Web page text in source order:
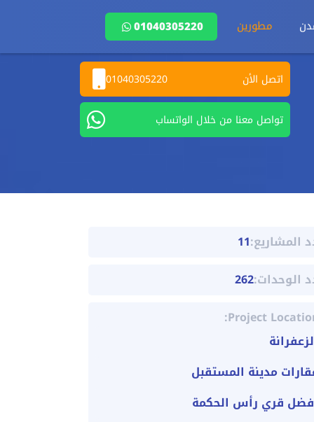
مطورين 01040305220
اتصل الأن 01040305220
تواصل معنا من خلال الواتساب
المشاريع:11
الوحدات:262
Project
مدينة المستقبل
قري رأس الحكمة